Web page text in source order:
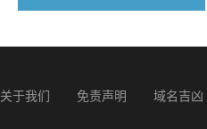
关于我们 免责声明 域名吉凶